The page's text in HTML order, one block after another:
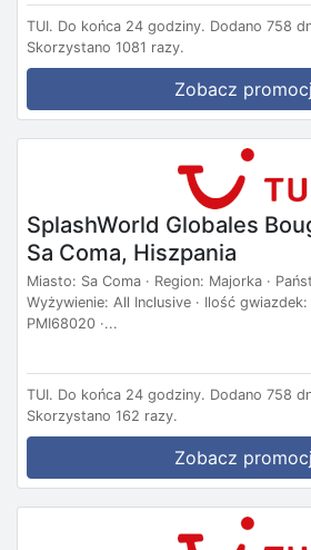
TUI. Do końca 24 godziny. Dodano 758
Skorzystano 1081 razy.
Zobacz
SplashWorld Globales
Sa Coma, Hiszpania
Miasto: Sa Coma · Region: Majorka ·
Wyżywienie: All Inclusive · Ilość
PMI68020 ·...
TUI. Do końca 24 godziny. Dodano 758
Skorzystano 162 razy.
Zobacz